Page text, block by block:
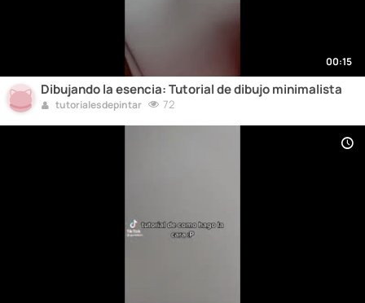
00:15
Dibujando la esencia: Tutorial de dibujo minimalista
tutorialesdepintar 72